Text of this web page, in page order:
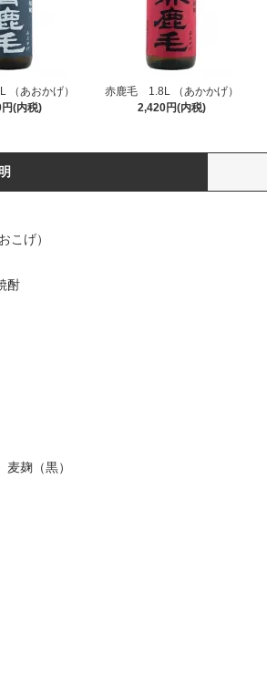
あおかげ）
(内税)
赤鹿毛 1.8L （あかかげ）
2,420円(内税)
こげ）
酎
麹（黒）